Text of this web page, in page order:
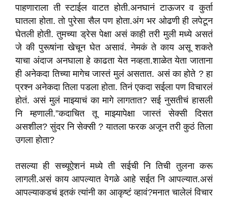
पाहणाराला ती स्टाईल वाटत होती.अनघानं टाऊजर व कुर्ता
घातला होता. तो पुरेसा सैल पण होता.अंग भर ओढणी ही लपेटून
घेतली होती. तुमच्या ड्रेस पेक्षा असं काही तरी मुली मध्ये असतं
जे की पुरूषांना खेचून घेत असावं. नेमकं ते काय असू शकते
याचा अंदाज अनघाला हे काढता येत नव्हता.शाळेत येता जाताना
ही अनेकदा तिच्या मागेच जास्तं मुलं असतात. असं का होते ? हा
प्रश्न अनेकदा तिला पडला होता.‍ तिनं एकदा सईला पण विचारलं
होतं. असं मुलं माझ्याचं का मागे लागतात? सई नुसतीचं हासली
नि म्हणाली.”कदाचित तू माझ्यापेक्षा जास्तं सेक्सी दिसत
असशील? सुंदर नि सेक्सी ? यातला फरक अजून तरी कुठं तिला
उगला होता?
तसल्या ही सच्यूऐशनं मध्ये ती सईची नि तिची तुलना करू
लागली.असं काय आपल्यात वेगळे आहे सईत नि आपल्यात.असं
आपल्याकडचं इतकं त्यांनी का आकृष्टं व्हावं?मनात चालेलं विचार